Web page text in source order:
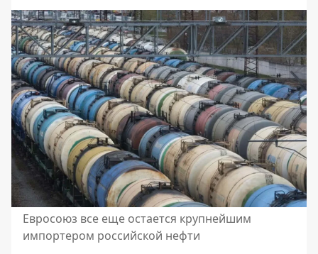
Евросоюз все еще остается крупнейшим
импортером российской нефти